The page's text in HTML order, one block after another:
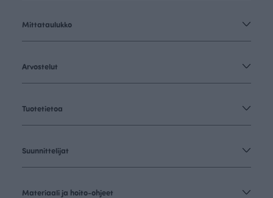
Mittataulukko
Arvostelut
Tuotetietoa
Suunnittelijat
Materiaali ja hoito-ohjeet